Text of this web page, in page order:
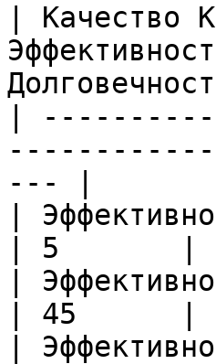
| Качество
|
--- |
|
| 5
|
| 45
|